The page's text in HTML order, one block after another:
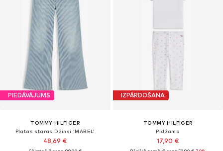
PIEDĀVĀJUMS
TOMMY HILFIGER
Platas staras Džinsi 'MABEL'
48,69 €
IZPĀRDOŠANA
TOMMY HILFIGER
Pidžama
17,90 €